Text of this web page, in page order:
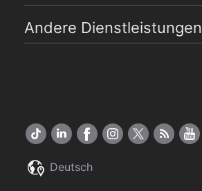
Andere Dienstleistungen
Deutsch